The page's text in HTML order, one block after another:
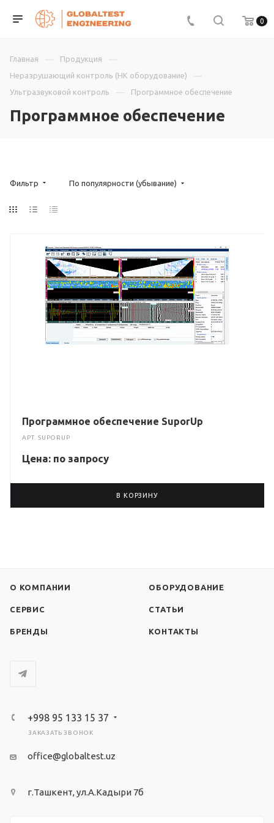
0
Главная
Продукция
Неразрушающий контроль (НК оборудование)
Ультразвуковой контроль
Программное обеспечение
Программное обеспечение
Фильтр По популярности (убывание)
Программное обеспечение SuporUp
АРТ.SUPORUP
Цена: по запросу
В КОРЗИНУ
О КОМПАНИИ ОБОРУДОВАНИЕ
СЕРВИС СТАТЬИ
БРЕНДЫ КОНТАКТЫ
+998 95 133 15 37
ЗАКАЗАТЬ ЗВОНОК
office@globaltest.uz
г.Ташкент, ул.А.Кадыри 7б